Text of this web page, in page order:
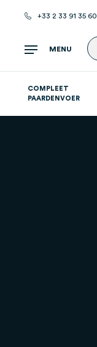
+33 2 33 91 35 60
MENU
COMPLEET
PAARDENVOER